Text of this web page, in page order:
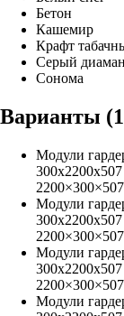
Бетон
Кашемир
Крафт
Серый
Сонома
Варианты (
Модули
2200×300×507
Модули
2200×300×507
Модули
2200×300×507
Модули